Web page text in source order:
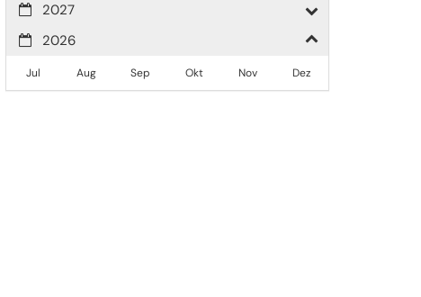
2027
2026
Jul Aug Sep Okt Nov Dez